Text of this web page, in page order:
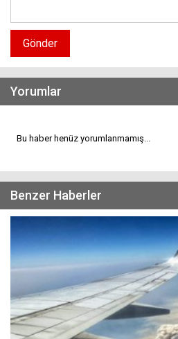
Gönder
Yorumlar
Bu haber henüz yorumlanmamış...
Benzer Haberler